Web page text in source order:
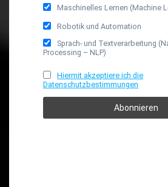
Maschinelles Lernen (Machine
Robotik und Automation
Sprach- und Textverarbeitung
Processing – NLP)
Hiermit akzeptiere ich die
Datenschutzbestimmungen